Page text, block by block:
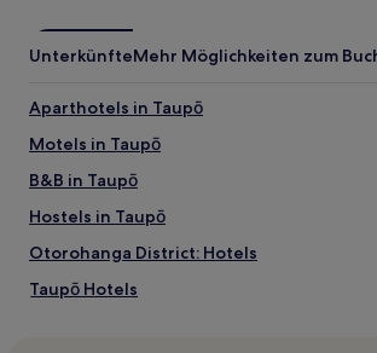
UnterkünfteMehr Möglichkeiten zum
Aparthotels in Taupō
Motels in Taupō
B&B in Taupō
Hostels in Taupō
Otorohanga District: Hotels
Taupō Hotels